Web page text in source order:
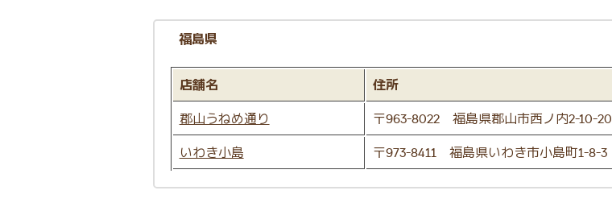
福島県
店舗名 住所
郡山うねめ通り 〒963-8022 福島県郡山市西ノ内2-10-20
いわき小島 〒973-8411 福島県いわき市小島町1-8-3